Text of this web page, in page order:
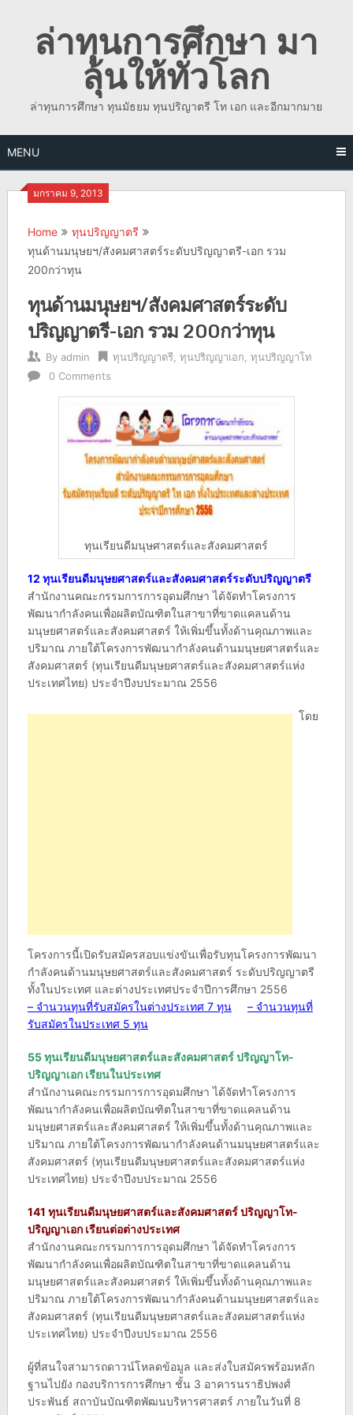
contentล่าทุนการศึกษา มา
ลุ้นให้ทั่วโลก
ล่าทุนการศึกษา ทุนมัธยม ทุนปริญาตรี โท เอก และอีกมากมาย
MENU
มกราคม 9, 2013
Home
ทุนปริญญาตรี
ทุนด้านมนุษยฯ/สังคมศาสตร์ระดับปริญญาตรี-เอก รวม
200กว่าทุน
ทุนด้านมนุษยฯ/สังคมศาสตร์ระดับ
ปริญญาตรี-เอก รวม 200กว่าทุน
By admin ทุนปริญญาตรี, ทุนปริญญาเอก ทุนปริญญาโท
0 Comments
ทุนเรียนดีมนุษศาสตร์และสังคมศาสตร์
12 ทุนเรียนดีมนุษยศาสตร์และสังคมศาสตร์ระดับปริญญาตรี
สำนักงานคณะกรรมการการอุดมศึกษา ได้จัดทำโครงการ
พัฒนากำลังคนเพื่อผลิตบัณฑิตในสาขาที่ขาดแคลนด้าน
มนุษยศาสตร์และสังคมศาสตร์ ให้เพิ่มขึ้นทั้งด้านคุณภาพและ
ปริมาณ ภายใต้โครงการพัฒนากำลังคนด้านมนุษยศาสตร์และ
สังคมศาสตร์ (ทุนเรียนดีมนุษยศาสตร์และสังคมศาสตร์แห่ง
ประเทศไทย) ประจำปีงบประมาณ 2556
โดย
โครงการนี้เปิดรับสมัครสอบแข่งขันเพื่อรับทุนโครงการพัฒนา
กำลังคนด้านมนุษยศาสตร์และสังคมศาสตร์ ระดับปริญญาตรี
ทั้งในประเทศ และต่างประเทศประจำปีการศึกษา 2556
– จำนวนทุนที่รับสมัครในต่างประเทศ 7 ทุน
– จำนวนทุนที่
รับสมัครในประเทศ 5 ทุน
55 ทุนเรียนดีมนุษยศาสตร์และสังคมศาสตร์ ปริญญาโท-
ปริญญาเอก เรียนในประเทศ
สำนักงานคณะกรรมการการอุดมศึกษา ได้จัดทำโครงการ
พัฒนากำลังคนเพื่อผลิตบัณฑิตในสาขาที่ขาดแคลนด้าน
มนุษยศาสตร์และสังคมศาสตร์ ให้เพิ่มขึ้นทั้งด้านคุณภาพและ
ปริมาณ ภายใต้โครงการพัฒนากำลังคนด้านมนุษยศาสตร์และ
สังคมศาสตร์ (ทุนเรียนดีมนุษยศาสตร์และสังคมศาสตร์แห่ง
ประเทศไทย) ประจำปีงบประมาณ 2556
141 ทุนเรียนดีมนุษยศาสตร์และสังคมศาสตร์ ปริญญาโท-
ปริญญาเอก เรียนต่อต่างประเทศ
สำนักงานคณะกรรมการการอุดมศึกษา ได้จัดทำโครงการ
พัฒนากำลังคนเพื่อผลิตบัณฑิตในสาขาที่ขาดแคลนด้าน
มนุษยศาสตร์และสังคมศาสตร์ ให้เพิ่มขึ้นทั้งด้านคุณภาพและ
ปริมาณ ภายใต้โครงการพัฒนากำลังคนด้านมนุษยศาสตร์และ
สังคมศาสตร์ (ทุนเรียนดีมนุษยศาสตร์และสังคมศาสตร์แห่ง
ประเทศไทย) ประจำปีงบประมาณ 2556
ผู้ที่สนใจสามารถดาวน์โหลดข้อมูล และส่งใบสมัครพร้อมหลัก
ฐานไปยัง กองบริการการศึกษา ชั้น 3 อาคารนราธิปพงศ์
ประพันธ์ สถาบันบัณฑิตพัฒนบริหารศาสตร์ ภายในวันที่ 8